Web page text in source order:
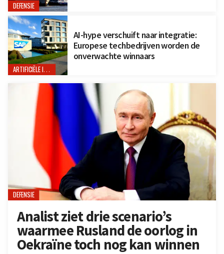
DEFENSIE
ARTIFICIËLE INTELLIGENTIE
AI-hype verschuift naar integratie:
Europese techbedrijven worden de
onverwachte winnaars
DEFENSIE
Analist ziet drie scenario’s
waarmee Rusland de oorlog in
Oekraïne toch nog kan winnen